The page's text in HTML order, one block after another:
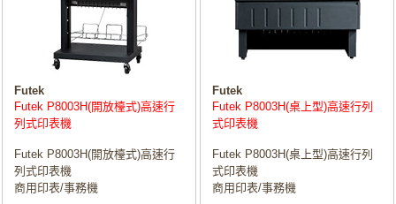
Futek
Futek P8003H(開放檯式)高速行
列式印表機
Futek P8003H(開放檯式)高速行
列式印表機
商用印表/事務機
Futek
Futek P8003H(桌上型)高速行列
式印表機
Futek P8003H(桌上型)高速行列
式印表機
商用印表/事務機